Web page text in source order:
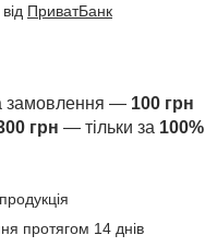
ПриватБанк
замовлення — 100 грн
грн — тільки за 100%
протягом 14 днів